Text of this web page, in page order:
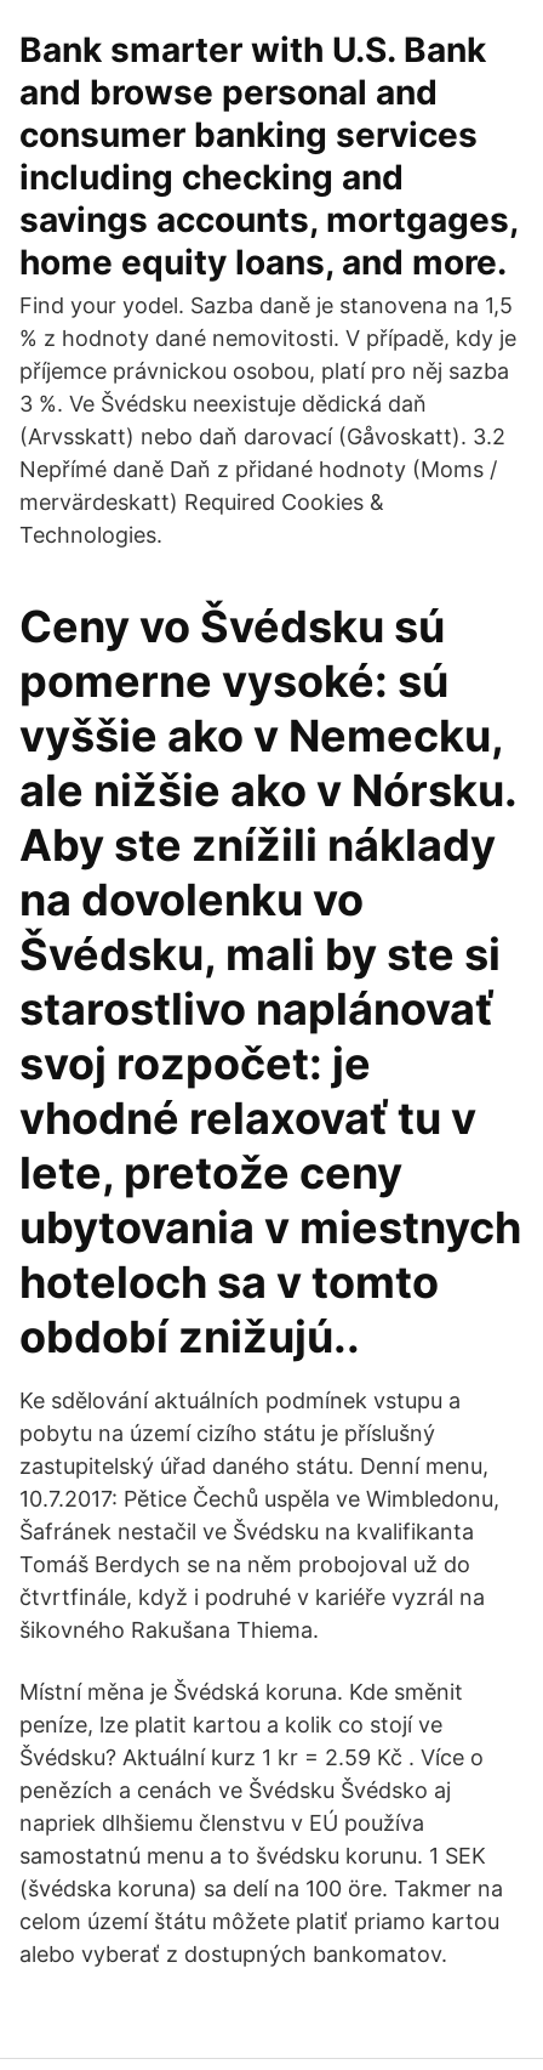
Bank smarter with U.S. Bank
and browse personal and
consumer banking services
including checking and
savings accounts, mortgages,
home equity loans, and more.
Find your yodel. Sazba daně je stanovena na 1,5
% z hodnoty dané nemovitosti. V případě, kdy je
příjemce právnickou osobou, platí pro něj sazba
3 %. Ve Švédsku neexistuje dědická daň
(Arvsskatt) nebo daň darovací (Gåvoskatt). 3.2
Nepřímé daně Daň z přidané hodnoty (Moms /
mervärdeskatt) Required Cookies &
Technologies.
Ceny vo Švédsku sú
pomerne vysoké: sú
vyššie ako v Nemecku,
ale nižšie ako v Nórsku.
Aby ste znížili náklady
na dovolenku vo
Švédsku, mali by ste si
starostlivo naplánovať
svoj rozpočet: je
vhodné relaxovať tu v
lete, pretože ceny
ubytovania v miestnych
hoteloch sa v tomto
období znižujú..
Ke sdělování aktuálních podmínek vstupu a
pobytu na území cizího státu je příslušný
zastupitelský úřad daného státu. Denní menu,
10.7.2017: Pětice Čechů uspěla ve Wimbledonu,
Šafránek nestačil ve Švédsku na kvalifikanta
Tomáš Berdych se na něm probojoval už do
čtvrtfinále, když i podruhé v kariéře vyzrál na
šikovného Rakušana Thiema.
Místní měna je Švédská koruna. Kde směnit
peníze, lze platit kartou a kolik co stojí ve
Švédsku? Aktuální kurz 1 kr = 2.59 Kč . Více o
penězích a cenách ve Švédsku Švédsko aj
napriek dlhšiemu členstvu v EÚ používa
samostatnú menu a to švédsku korunu. 1 SEK
(švédska koruna) sa delí na 100 öre. Takmer na
celom území štátu môžete platiť priamo kartou
alebo vyberať z dostupných bankomatov.